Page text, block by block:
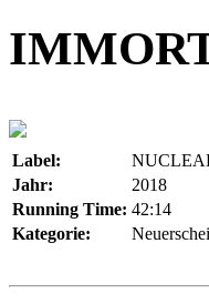
Label:
Jahr:
2018
Running Time: 42:14
Kategorie: